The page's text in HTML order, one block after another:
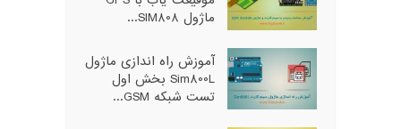
ماژول SIM808...
آموزش راه اندازی ماژول
Sim800L بخش اول
تست شبکه GSM...